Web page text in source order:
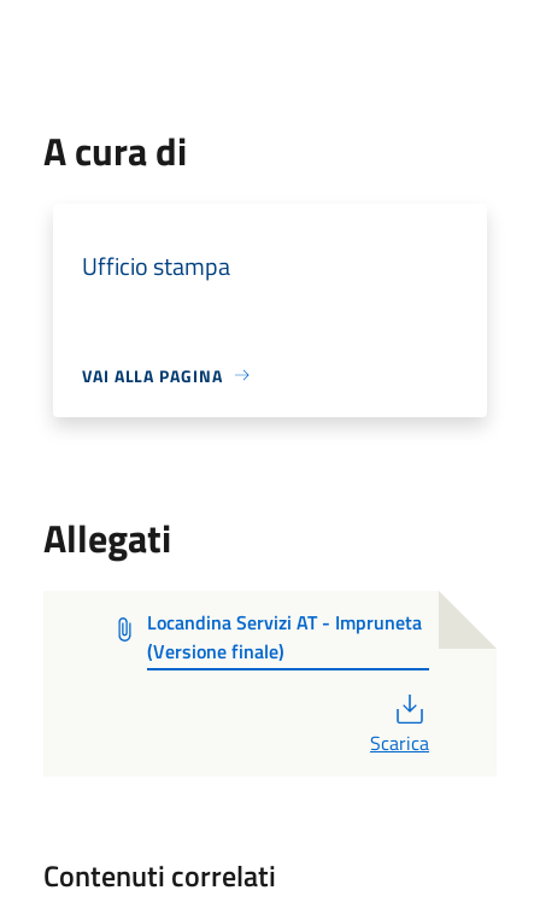
A cura di
Ufficio stampa
VAI ALLA PAGINA
Allegati
Locandina Servizi AT - Impruneta
(Versione finale)
Scarica
Contenuti correlati